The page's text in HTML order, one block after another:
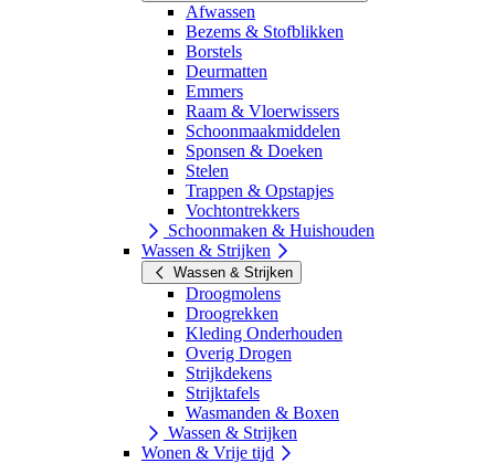
Afwassen
Bezems & Stofblikken
Borstels
Deurmatten
Emmers
Raam & Vloerwissers
Schoonmaakmiddelen
Sponsen & Doeken
Stelen
Trappen & Opstapjes
Vochtontrekkers
Schoonmaken & Huishouden
Wassen & Strijken
Wassen & Strijken
Droogmolens
Droogrekken
Kleding Onderhouden
Overig Drogen
Strijkdekens
Strijktafels
Wasmanden & Boxen
Wassen & Strijken
Wonen & Vrije tijd